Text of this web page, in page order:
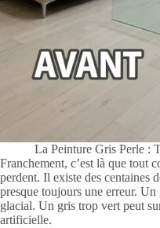
La Peinture Gris Perle :
Franchement, c’est là que tout
perdent. Il existe des centaines
presque toujours une erreur.
glacial. Un gris trop vert peut
artificielle.